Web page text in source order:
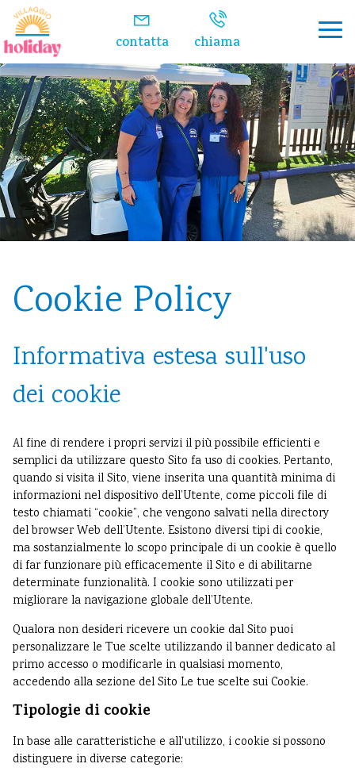
contatta chiama
Cookie Policy
Informativa estesa sull'uso
dei cookie
Al fine di rendere i propri servizi il più possibile efficienti e
semplici da utilizzare questo Sito fa uso di cookies. Pertanto,
quando si visita il Sito, viene inserita una quantità minima di
informazioni nel dispositivo dell’Utente, come piccoli file di
testo chiamati “cookie”, che vengono salvati nella directory
del browser Web dell’Utente. Esistono diversi tipi di cookie,
ma sostanzialmente lo scopo principale di un cookie è quello
di far funzionare più efficacemente il Sito e di abilitarne
determinate funzionalità. I cookie sono utilizzati per
migliorare la navigazione globale dell’Utente.
Qualora non desideri ricevere un cookie dal Sito puoi
personalizzare le Tue scelte utilizzando il banner dedicato al
primo accesso o modificarle in qualsiasi momento,
accedendo alla sezione del Sito Le tue scelte sui Cookie.
Tipologie di cookie
In base alle caratteristiche e all'utilizzo, i cookie si possono
distinguere in diverse categorie: